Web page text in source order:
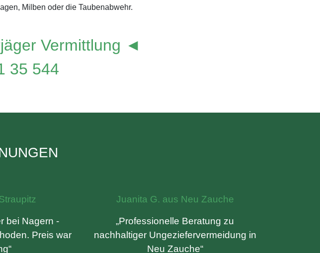
Milben oder die Taubenabwehr.
Vermittlung ◄
35 544
bei Nagern -
Preis war
Juanita G. aus Neu Zauche
„Professionelle Beratung zu
nachhaltiger Ungeziefervermeidung in
Neu Zauche“